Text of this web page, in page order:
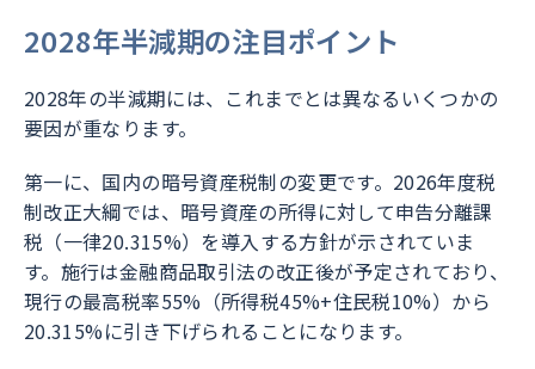
2028年半減期の注目ポイント
2028年の半減期には、これまでとは異なるいくつかの
要因が重なります。
第一に、国内の暗号資産税制の変更です。2026年度税
制改正大綱では、暗号資産の所得に対して申告分離課
税（一律20.315%）を導入する方針が示されていま
す。施行は金融商品取引法の改正後が予定されており、
現行の最高税率55%（所得税45%+住民税10%）から
20.315%に引き下げられることになります。